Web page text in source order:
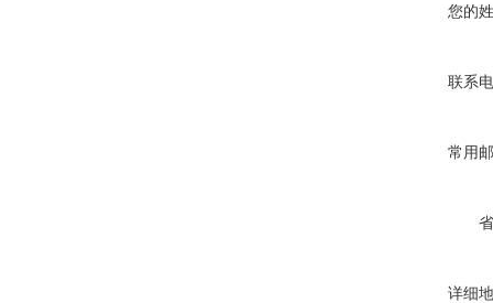
您的
联系
常用
详细